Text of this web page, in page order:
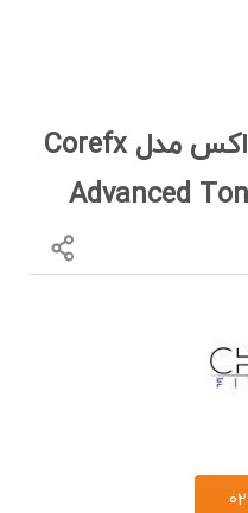
کش مقاومتی کور اف اکس مدل Corefx
Advanced